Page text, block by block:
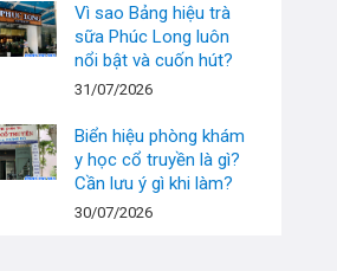
Vì sao Bảng hiệu trà
sữa Phúc Long luôn
nổi bật và cuốn hút?
31/07/2026
Biển hiệu phòng khám
y học cổ truyền là gì?
Cần lưu ý gì khi làm?
30/07/2026